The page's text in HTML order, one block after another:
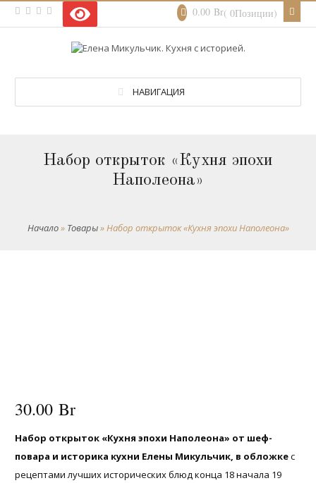
0.00 Br( 0Позиции)
НАВИГАЦИЯ
Набор открыток «Кухня эпохи
Наполеона»
Начало» Товары» Набор открыток «Кухня эпохи Наполеона»
30.00Br
Набор открыток «Кухня эпохи Наполеона» от шеф-
повара и историка кухни Елены Микульчик, в обложкес
рецептами лучших исторических блюд конца 18 начала 19